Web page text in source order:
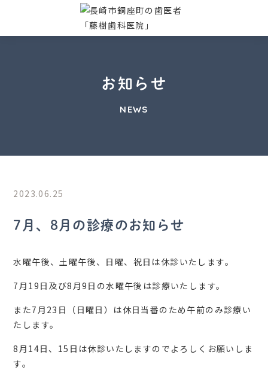
お知らせ
NEWS
2023.06.25
7月、8月の診療のお知らせ
水曜午後、土曜午後、日曜、祝日は休診いたします。
7月19日及び8月9日の水曜午後は診療いたします。
また7月23日（日曜日）は休日当番のため午前のみ診療い
たします。
8月14日、15日は休診いたしますのでよろしくお願いしま
す。